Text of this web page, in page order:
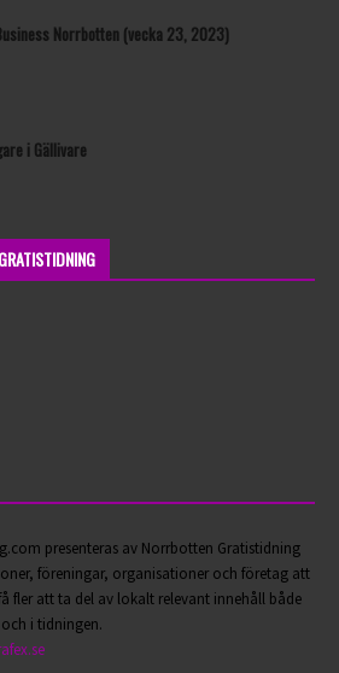
Norrbotten (vecka 23, 2023)
i Gällivare
presenteras av Norrbotten Gratistidning
föreningar, organisationer och företag att
fler att ta del av lokalt relevant innehåll både
i tidningen.